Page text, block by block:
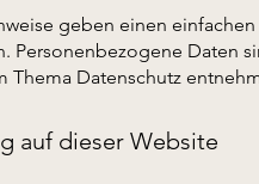
geben einen
Personenbezogene Daten
Thema Datenschutz
auf dieser Website